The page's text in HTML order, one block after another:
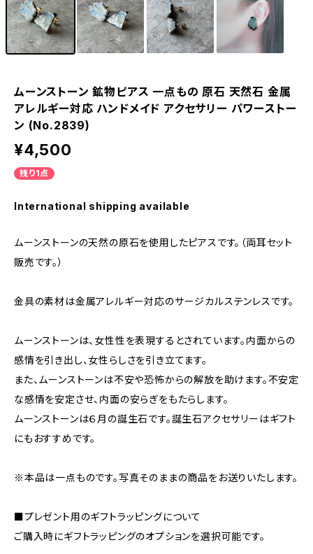
ムーンストーン 鉱物ピアス 一点もの 原石 天然石 金属
アレルギー対応 ハンドメイド アクセサリー パワーストー
ン (No.2839)
¥4,500
残り1点
International shipping available
ムーンストーンの天然の原石を使用したピアスです。（両耳セット
販売です。）
金具の素材は金属アレルギー対応のサージカルステンレスです。
ムーンストーンは、女性性を表現するとされています。内面からの
感情を引き出し、女性らしさを引き立てます。
また、ムーンストーンは不安や恐怖からの解放を助けます。不安定
な感情を安定させ、内面の安らぎをもたらします。
ムーンストーンは６月の誕生石です。誕生石アクセサリーはギフト
にもおすすめです。
※本品は一点ものです。写真そのままの商品をお送りいたします。
■プレゼント用のギフトラッピングについて
ご購入時にギフトラッピングのオプションを選択可能です。